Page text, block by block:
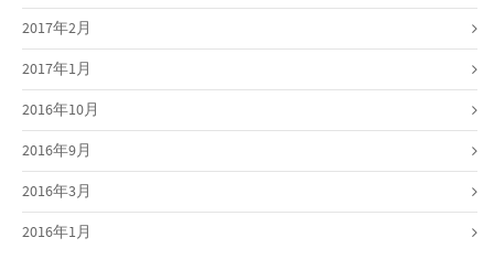
2017年2月
2017年1月
2016年10月
2016年9月
2016年3月
2016年1月